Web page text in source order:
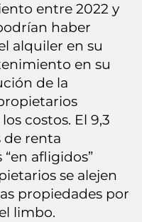
entre 2022 y
haber
alquiler en su
en su
de la
costos. El 9,3
de renta
afligidos”
se alejen
propiedades por
limbo.